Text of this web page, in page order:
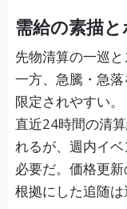
需給の素描
先物清算の一巡
一方、急騰・急
限定されやすい。
直近24時間の清
れるが、週内イ
必要だ。価格更
根拠にした追随は